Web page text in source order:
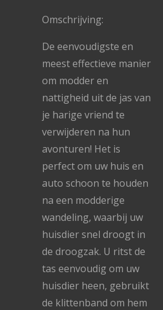
Omschrijving:
De eenvoudigste en
meest effectieve manier
om modder en
nattigheid uit de jas van
je harige vriend te
verwijderen na hun
avonturen! Het is
perfect om uw huis en
auto schoon te houden
na een modderige
wandeling, waarbij uw
huisdier snel droogt in
de droogzak. U ritst de
tas eenvoudig om uw
huisdier heen, gebruikt
de klittenband om hem